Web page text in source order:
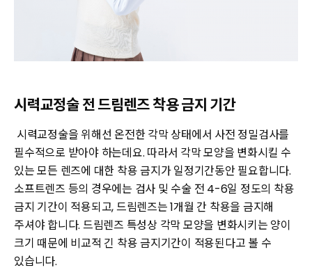
시력교정술 전 드림렌즈 착용 금지 기간
시력교정술을 위해선 온전한 각막 상태에서 사전 정밀검사를
필수적으로 받아야 하는데요. 따라서 각막 모양을 변화시킬 수
있는 모든 렌즈에 대한 착용 금지가 일정기간동안 필요합니다.
소프트렌즈 등의 경우에는 검사 및 수술 전 4-6일 정도의 착용
금지 기간이 적용되고, 드림렌즈는 1개월 간 착용을 금지해
주셔야 합니다. 드림렌즈 특성상 각막 모양을 변화시키는 양이
크기 때문에 비교적 긴 착용 금지기간이 적용된다고 볼 수
있습니다.